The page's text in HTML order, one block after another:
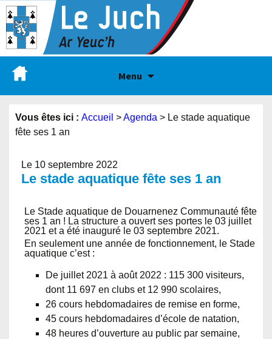
Menu
Vous êtes ici : Accueil >Agenda > Le stade aquatique
fête ses 1 an
Le 10 septembre 2022
Le stade aquatique fête ses 1 an
Le Stade aquatique de Douarnenez Communauté fête
ses 1 an ! La structure a ouvert ses portes le 03 juillet
2021 et a été inauguré le 03 septembre 2021.
En seulement une année de fonctionnement, le Stade
aquatique c’est :
De juillet 2021 à août 2022 : 115 300 visiteurs,
dont 11 697 en clubs et 12 990 scolaires,
26 cours hebdomadaires de remise en forme,
45 cours hebdomadaires d’école de natation,
48 heures d’ouverture au public par semaine,